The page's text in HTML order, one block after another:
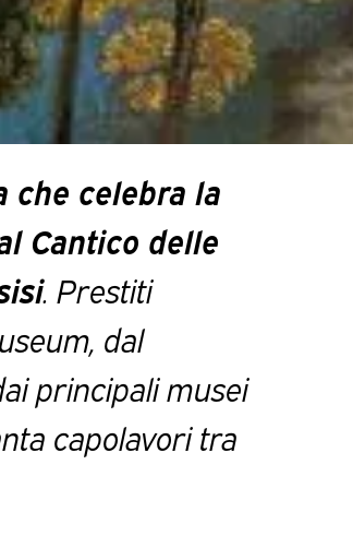
che celebra la
Cantico delle
. Prestiti
dal
principali musei
capolavori tra